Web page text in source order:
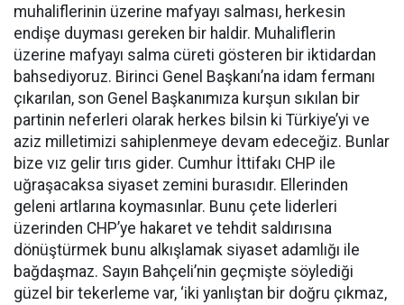
muhaliflerinin üzerine mafyayı salması, herkesin
endişe duyması gereken bir haldir. Muhaliflerin
üzerine mafyayı salma cüreti gösteren bir iktidardan
bahsediyoruz. Birinci Genel Başkanı’na idam fermanı
çıkarılan, son Genel Başkanımıza kurşun sıkılan bir
partinin neferleri olarak herkes bilsin ki Türkiye’yi ve
aziz milletimizi sahiplenmeye devam edeceğiz. Bunlar
bize vız gelir tırıs gider. Cumhur İttifakı CHP ile
uğraşacaksa siyaset zemini burasıdır. Ellerinden
geleni artlarına koymasınlar. Bunu çete liderleri
üzerinden CHP’ye hakaret ve tehdit saldırısına
dönüştürmek bunu alkışlamak siyaset adamlığı ile
bağdaşmaz. Sayın Bahçeli’nin geçmişte söylediği
güzel bir tekerleme var, ‘iki yanlıştan bir doğru çıkmaz,